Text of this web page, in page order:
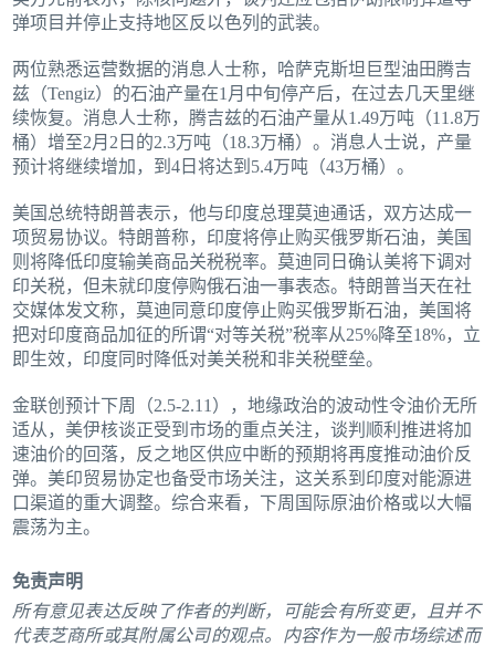
弹项目并停止支持地区反以色列的武装。
两位熟悉运营数据的消息人士称，哈萨克斯坦巨型油田腾吉
兹（Tengiz）的石油产量在1月中旬停产后，在过去几天里继
续恢复。消息人士称，腾吉兹的石油产量从1.49万吨（11.8万
桶）增至2月2日的2.3万吨（18.3万桶）。消息人士说，产量
预计将继续增加，到4日将达到5.4万吨（43万桶）。
美国总统特朗普表示，他与印度总理莫迪通话，双方达成一
项贸易协议。特朗普称，印度将停止购买俄罗斯石油，美国
则将降低印度输美商品关税税率。莫迪同日确认美将下调对
印关税，但未就印度停购俄石油一事表态。特朗普当天在社
交媒体发文称，莫迪同意印度停止购买俄罗斯石油，美国将
把对印度商品加征的所谓“对等关税”税率从25%降至18%，立
即生效，印度同时降低对美关税和非关税壁垒。
金联创预计下周（2.5-2.11），地缘政治的波动性令油价无所
适从，美伊核谈正受到市场的重点关注，谈判顺利推进将加
速油价的回落，反之地区供应中断的预期将再度推动油价反
弹。美印贸易协定也备受市场关注，这关系到印度对能源进
口渠道的重大调整。综合来看，下周国际原油价格或以大幅
震荡为主。
免责声明
所有意见表达反映了作者的判断，可能会有所变更，且并不
代表芝商所或其附属公司的观点。内容作为一般市场综述而